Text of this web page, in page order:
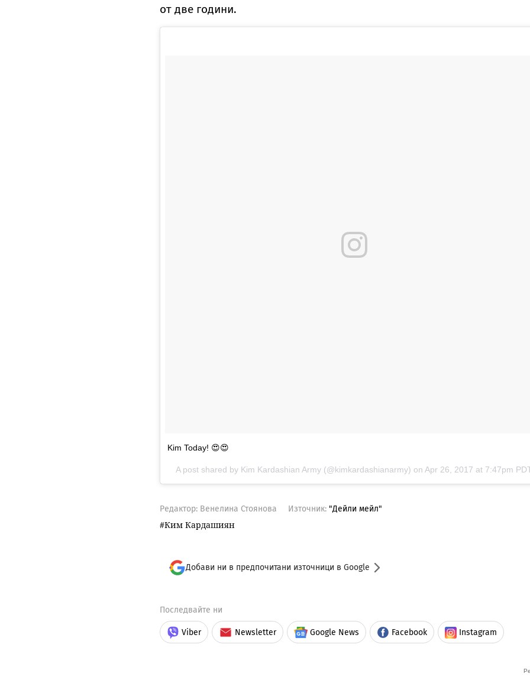
от две години.
Kim Today! 😍😍
A post shared by Kim Kardashian Army (@kimkardashianarmy) on Apr 26, 2017 at 7:47pm
Редактор: Венелина Стоянова Източник: "Дейли мейл"
Ким Кардашиян
Добави ни в предпочитани източници в Google
Последвайте ни
Viber Newsletter Google News Facebook Instagram